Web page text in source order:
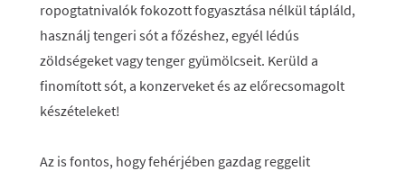
ropogtatnivalók fokozott fogyasztása nélkül tápláld,
használj tengeri sót a főzéshez, egyél lédús
zöldségeket vagy tenger gyümölcseit. Kerüld a
finomított sót, a konzerveket és az előrecsomagolt
készételeket!
Az is fontos, hogy fehérjében gazdag reggelit